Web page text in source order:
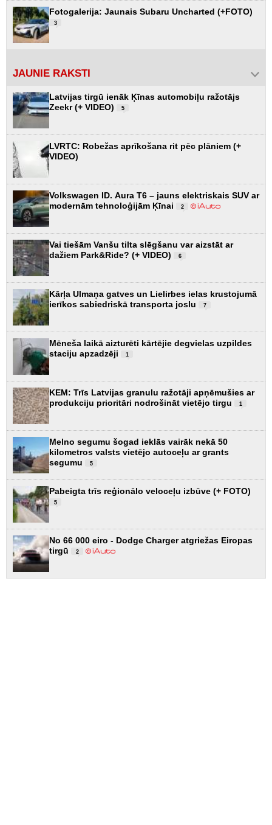
Fotogalerija: Jaunais Subaru Uncharted (+FOTO)
3
JAUNIE RAKSTI
Latvijas tirgū ienāk Ķīnas automobiļu ražotājs
Zeekr (+ VIDEO)
5
LVRTC: Robežas aprīkošana rit pēc plāniem (+
VIDEO)
Volkswagen ID. Aura T6 – jauns elektriskais SUV ar
modernām tehnoloģijām Ķīnai
2
Vai tiešām Vanšu tilta slēgšanu var aizstāt ar
dažiem Park&Ride? (+ VIDEO)
6
Kārļa Ulmaņa gatves un Lielirbes ielas krustojumā
ierīkos sabiedriskā transporta joslu
7
Mēneša laikā aizturēti kārtējie degvielas uzpildes
staciju apzadzēji
1
KEM: Trīs Latvijas granulu ražotāji apņēmušies ar
produkciju prioritāri nodrošināt vietējo tirgu
1
Melno segumu šogad ieklās vairāk nekā 50
kilometros valsts vietējo autoceļu ar grants
segumu
5
Pabeigta trīs reģionālo veloceļu izbūve (+ FOTO)
5
No 66 000 eiro - Dodge Charger atgriežas Eiropas
tirgū
2